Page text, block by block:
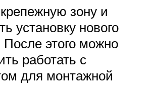
зону и
установку нового
После этого можно
работать с
для монтажной